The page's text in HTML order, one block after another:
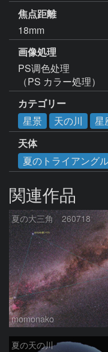
焦点距離
18mm
画像処理
PS调色处理
（PS カラー処理）
カテゴリー
星景
天の川
星
天体
夏のトライアング
関連作品
夏の大三角 260718
momonako
夏の天の川